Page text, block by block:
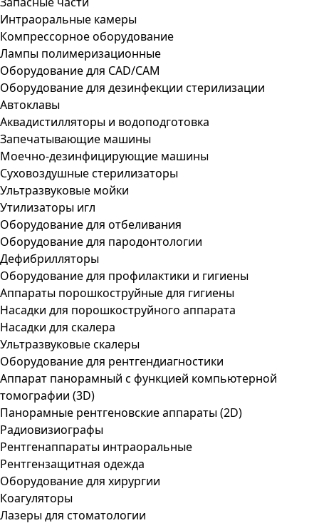
Интраоральные камеры
Компрессорное оборудование
Лампы полимеризационные
Оборудование для CAD/CAM
Оборудование для дезинфекции стерилизации
Автоклавы
Аквадистилляторы и водоподготовка
Запечатывающие машины
Моечно-дезинфицирующие машины
Суховоздушные стерилизаторы
Ультразвуковые мойки
Утилизаторы игл
Оборудование для отбеливания
Оборудование для пародонтологии
Дефибрилляторы
Оборудование для профилактики и гигиены
Аппараты порошкоструйные для гигиены
Насадки для порошкоструйного аппарата
Насадки для скалера
Ультразвуковые скалеры
Оборудование для рентгендиагностики
Аппарат панорамный с функцией компьютерной
томографии (3D)
Панорамные рентгеновские аппараты (2D)
Радиовизиографы
Рентгенаппараты интраоральные
Рентгензащитная одежда
Оборудование для хирургии
Коагуляторы
Лазеры для стоматологии